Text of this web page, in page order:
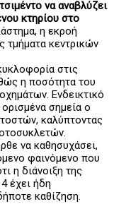
να αναβλύζει
κτηρίου στο
η εκροή
τμήματα κεντρικών
στις
η ποσότητα του
Ενδεικτικό
σημεία ο
καλύπτοντας
να καθησυχάσει,
φαινόμενο που
η διάνοιξη της
έχει ήδη
καθίζηση.